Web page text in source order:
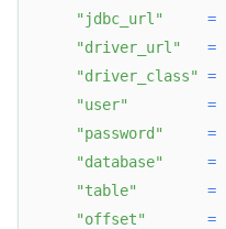
"jdbc_url"
=
"driver_url"
=
"driver_class"
=
"user"
=
"password"
=
"database"
=
"table"
=
"offset"
=